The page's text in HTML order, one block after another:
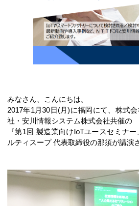
みなさん、こんにちは。
2017年1月30日(月)に福岡にて、株式
社・安川情報システム株式会社共催の
『第1回 製造業向けIoTユースセミナ
ルティスープ 代表取締役の那須が講演